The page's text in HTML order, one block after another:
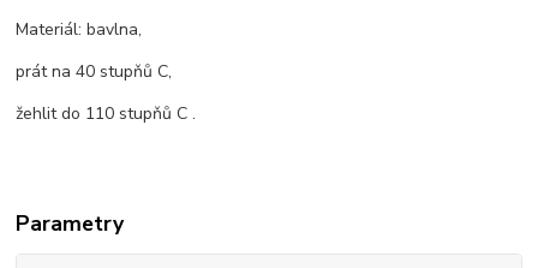
Materiál: bavlna,
prát na 40 stupňů C,
žehlit do 110 stupňů C .
Parametry